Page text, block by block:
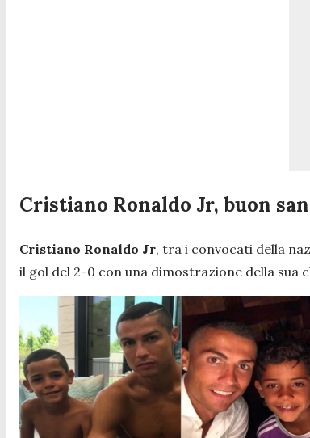
Cristiano Ronaldo Jr, buon
Cristiano Ronaldo Jr, tra i convocati della
il gol del 2-0 con una dimostrazione della sua